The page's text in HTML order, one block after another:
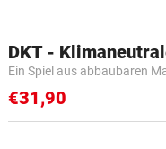
Ein Spiel aus abbaubaren
€31,90